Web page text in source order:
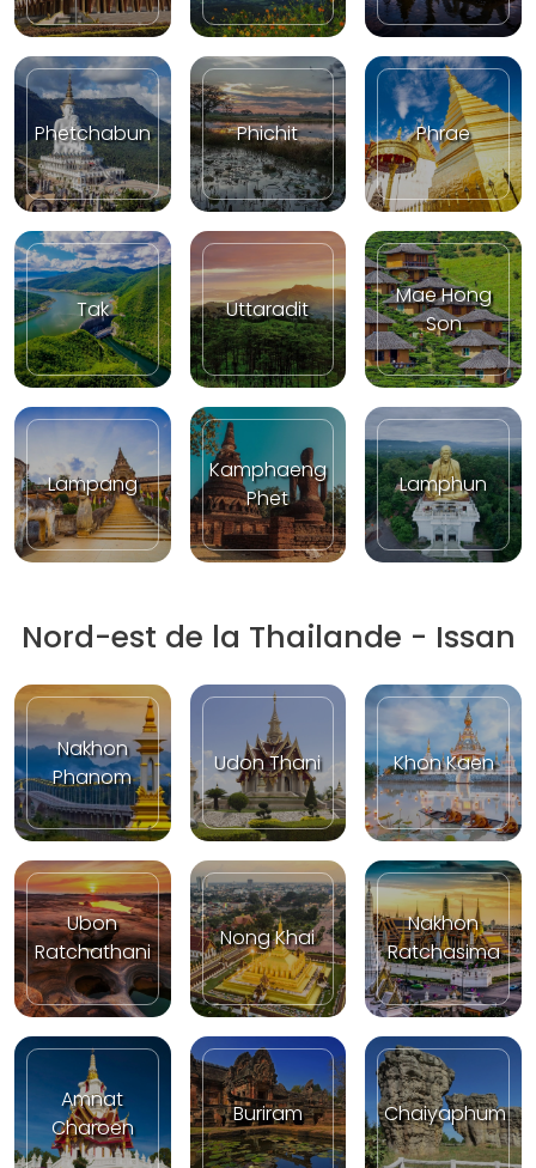
Phetchabun Phichit Phrae
Tak Uttaradit
Mae Hong
Son
Lampang
Kamphaeng
Phet
Lamphun
Nord-est de la Thailande - Issan
Nakhon
Phanom
Udon Thani Khon Kaen
Ubon
Ratchathani
Nong Khai
Nakhon
Ratchasima
Amnat
Charoen
Buriram Chaiyaphum